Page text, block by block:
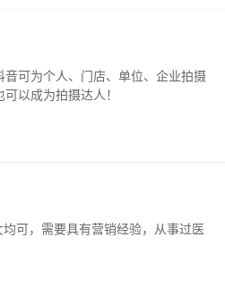
可为个人、门店、单位、企业拍摄
以成为拍摄达人！
可，需要具有营销经验，从事过医